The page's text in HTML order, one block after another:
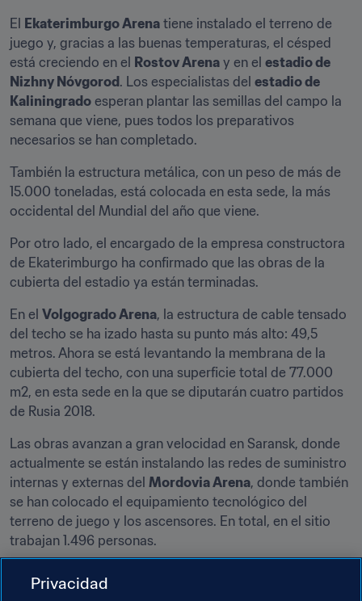
El Ekaterimburgo Arena tiene instalado el terreno de
juego y, gracias a las buenas temperaturas, el césped
está creciendo en el Rostov Arena y en el estadio de
Nizhny Nóvgorod. Los especialistas del estadio de
Kaliningrado esperan plantar las semillas del campo la
semana que viene, pues todos los preparativos
necesarios se han completado.
También la estructura metálica, con un peso de más de
15.000 toneladas, está colocada en esta sede, la más
occidental del Mundial del año que viene.
Por otro lado, el encargado de la empresa constructora
de Ekaterimburgo ha confirmado que las obras de la
cubierta del estadio ya están terminadas.
En el Volgogrado Arena, la estructura de cable tensado
del techo se ha izado hasta su punto más alto: 49,5
metros. Ahora se está levantando la membrana de la
cubierta del techo, con una superficie total de 77.000
m2, en esta sede en la que se diputarán cuatro partidos
de Rusia 2018.
Las obras avanzan a gran velocidad en Saransk, donde
actualmente se están instalando las redes de suministro
internas y externas del Mordovia Arena, donde también
se han colocado el equipamiento tecnológico del
terreno de juego y los ascensores. En total, en el sitio
trabajan 1.496 personas.
estructura principal, pues 95 de los 96 bloques que la
Privacidad